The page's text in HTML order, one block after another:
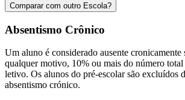
Comparar com outro Escola?
Absentismo Crônico
Um aluno é considerado ausente cronicamente
qualquer motivo, 10% ou mais do número total
letivo. Os alunos do pré-escolar são excluídos
absentismo crónico.